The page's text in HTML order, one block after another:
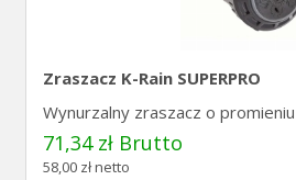
Zraszacz K-Rain SUPERPRO
Wynurzalny zraszacz o promieniu
71,34 zł Brutto
58,00 zł netto